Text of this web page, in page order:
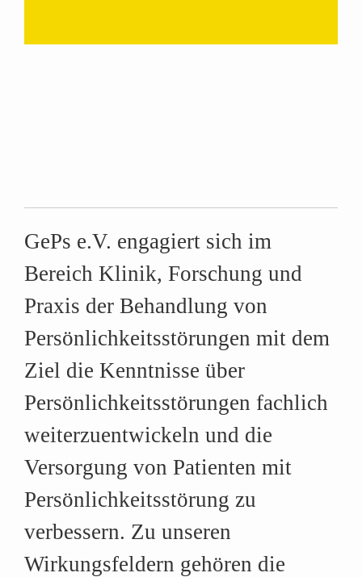
GePs e.V. engagiert sich im
Bereich Klinik, Forschung und
Praxis der Behandlung von
Persönlichkeitsstörungen mit dem
Ziel die Kenntnisse über
Persönlichkeitsstörungen fachlich
weiterzuentwickeln und die
Versorgung von Patienten mit
Persönlichkeitsstörung zu
verbessern. Zu unseren
Wirkungsfeldern gehören die